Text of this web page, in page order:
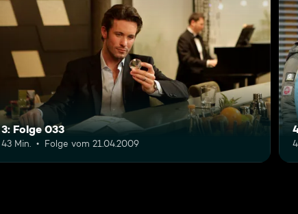
3: Folge 033
43 Min. Folge vom 21.04.2009